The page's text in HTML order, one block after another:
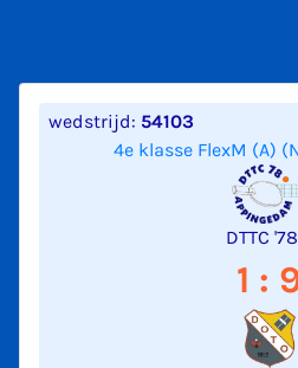
wedstrijd: 54103
4e klasse FlexM (A)
DTTC
1 :